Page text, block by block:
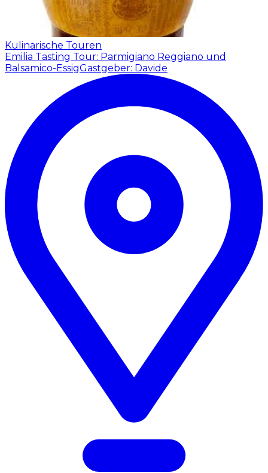
Kulinarische Touren
Emilia Tasting Tour: Parmigiano Reggiano und
Balsamico-EssigGastgeber: Davide